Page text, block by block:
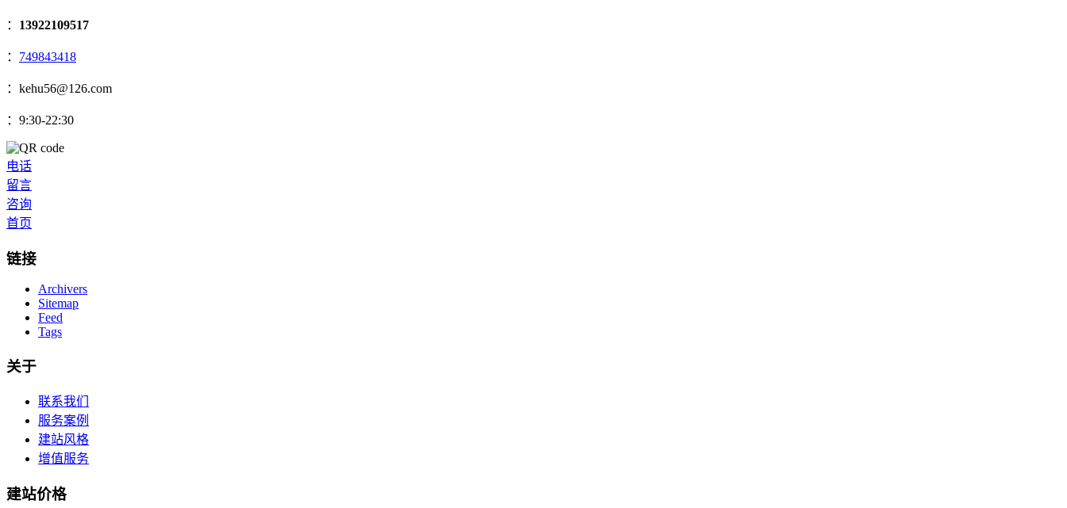
： 13922109517
： 749843418
：kehu56@126.com
：9:30-22:30
电话
留言
咨询
首页
链接
Archivers
Sitemap
Feed
Tags
关于
联系我们
服务案例
建站风格
增值服务
建站价格